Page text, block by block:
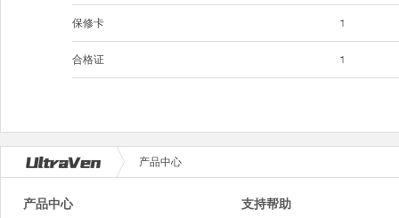
保修卡
合格证
1
1
产品中心
产品中心 支持帮助